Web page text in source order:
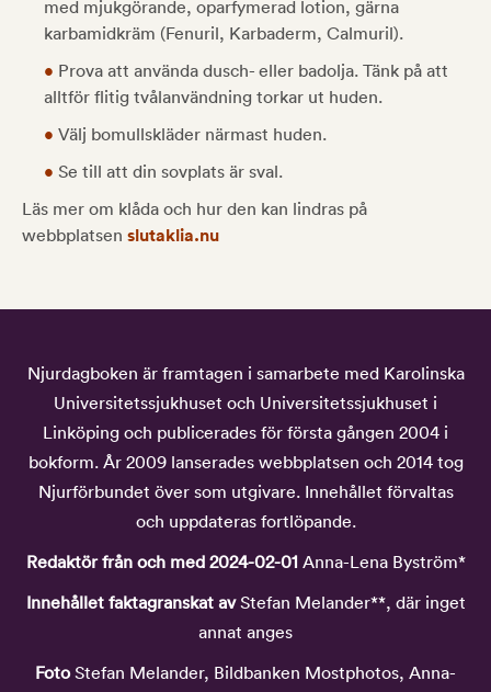
med mjukgörande, oparfymerad lotion, gärna
karbamidkräm (Fenuril, Karbaderm, Calmuril).
• Prova att använda dusch- eller badolja. Tänk på att
alltför flitig tvålanvändning torkar ut huden.
• Välj bomullskläder närmast huden.
• Se till att din sovplats är sval.
Läs mer om klåda och hur den kan lindras på
webbplatsen slutaklia.nu
Njurdagboken är framtagen i samarbete med Karolinska
Universitetssjukhuset och Universitetssjukhuset i
Linköping och publicerades för första gången 2004 i
bokform. År 2009 lanserades webbplatsen och 2014 tog
Njurförbundet över som utgivare. Innehållet förvaltas
och uppdateras fortlöpande.
Redaktör från och med 2024-02-01Anna-Lena Byström*
Innehållet faktagranskat avStefan Melander**, där inget
annat anges
FotoStefan Melander, Bildbanken Mostphotos, Anna-